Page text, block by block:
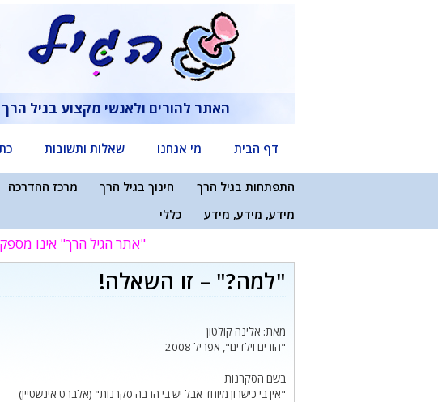
האתר להורים ולאנשי מקצוע בגיל
דף הבית מי אנחנו שאלות ותשובות
התפתחות בגיל הרך חינוך בגיל הרך מרכז ההדרכה
מידע, מידע, מידע
כללי
"אתר הגיל הרך" אינו
"למה?" – זו השאלה!
מאת: אלינה קולטון
"הורים וילדים", אפריל 2008
בשם הסקרנות
"אין בי כישרון מיוחד אבל יש בי הרבה סקרנות" (אלברט אינשטיין)